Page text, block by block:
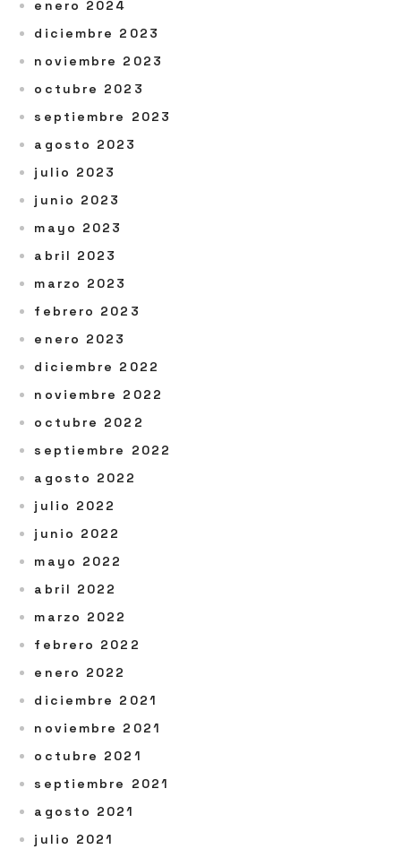
enero 2024
diciembre 2023
noviembre 2023
octubre 2023
septiembre 2023
agosto 2023
julio 2023
junio 2023
mayo 2023
abril 2023
marzo 2023
febrero 2023
enero 2023
diciembre 2022
noviembre 2022
octubre 2022
septiembre 2022
agosto 2022
julio 2022
junio 2022
mayo 2022
abril 2022
marzo 2022
febrero 2022
enero 2022
diciembre 2021
noviembre 2021
octubre 2021
septiembre 2021
agosto 2021
julio 2021